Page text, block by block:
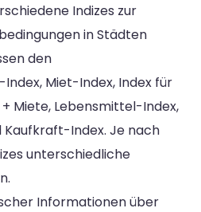
Indizes zur
in Städten
den
Miet-Index, Index für
Miete, Lebensmittel-Index,
Index. Je nach
unterschiedliche
Informationen über